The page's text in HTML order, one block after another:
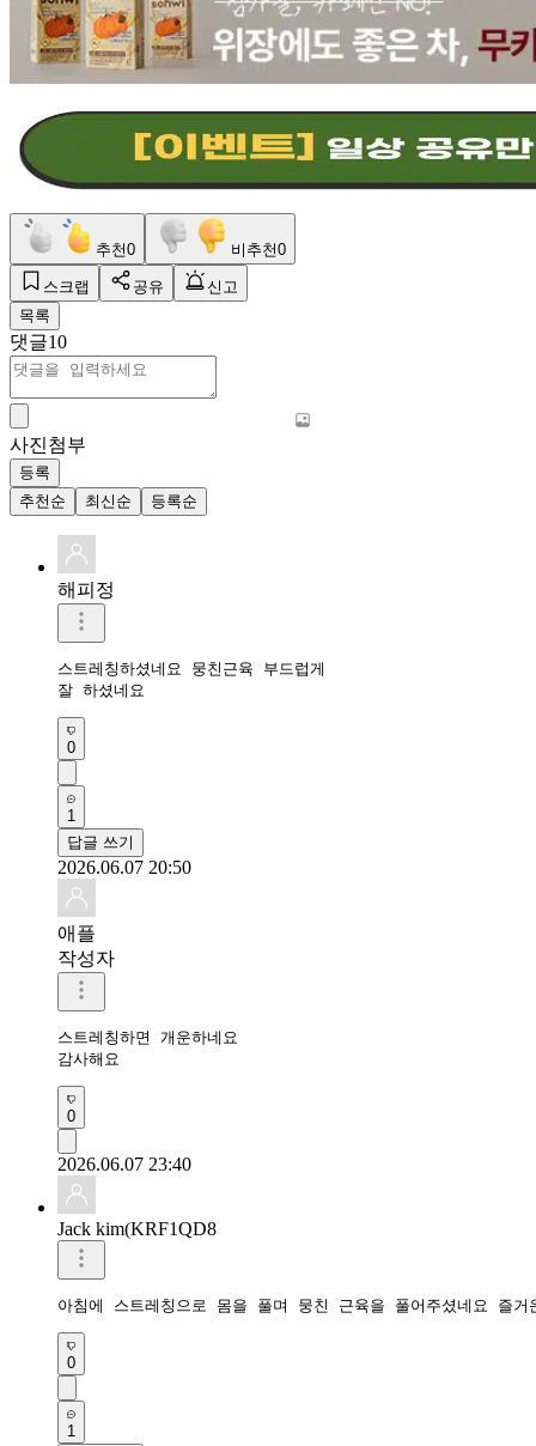
추천0 비추천0
스크랩 공유
신고
목록
댓글10
사진첨부
등록
추천순
최신순 등록순
해피정
스트레칭하셨네요 뭉친근육 부드럽게
잘 하셨네요
0
1
답글 쓰기
2026.06.07 20:50
애플
작성자
스트레칭하면 개운하네요
감사해요
0
2026.06.07 23:40
Jack kim(KRF1QD8
아침에 스트레칭으로 몸을 풀며 뭉친 근육을 풀어주셨네요 즐
0
1